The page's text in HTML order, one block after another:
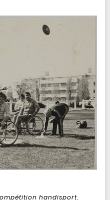
handisport,